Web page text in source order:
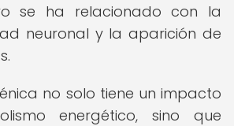
se ha relacionado con la
neuronal y la aparición de
no solo tiene un impacto
energético, sino que